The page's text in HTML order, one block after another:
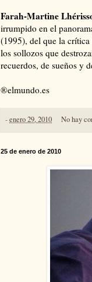
Farah-Martine
irrumpido en el
(1995), del que la crítica
los sollozos que
recuerdos, de sueños y
®elmundo.es
-enero 29, 2010 No hay
25 de enero de 2010